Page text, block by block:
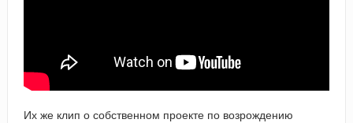
Их же клип о собственном проекте по возрождению